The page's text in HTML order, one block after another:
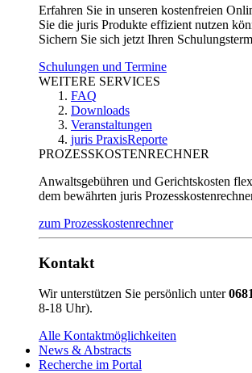
Erfahren Sie in unseren kostenfreien
Sie die juris Produkte effizient nutzen
Sichern Sie sich jetzt Ihren
Schulungen und Termine
WEITERE SERVICES
FAQ
Downloads
Veranstaltungen
juris PraxisReporte
PROZESSKOSTENRECHNER
Anwaltsgebühren und Gerichtskosten
dem bewährten juris
zum Prozesskostenrechner
Kontakt
Wir unterstützen Sie persönlich unter
8-18 Uhr).
Alle Kontaktmöglichkeiten
News & Abstracts
Recherche im Portal